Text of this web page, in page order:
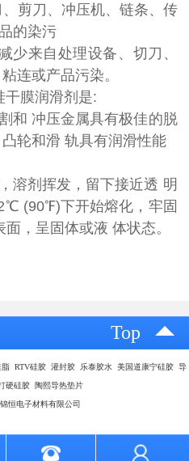
剪刀、冲压机、链条、传
的染污
少来自处理设备、切刀、
连或产品污染。
干膜润滑剂是:
和 冲压金属具有极佳的脱
轮和滑 轨具有润滑性能
溶剂挥发，留下接近透 明
(90℉)下开始熔化，牢固
，呈固体或液 体状态。
Top
RTV硅胶 灌封胶 乐泰胶水 美国道康宁硅胶 导
硬硅胶 陶熙导热垫片
恒电子材料有限公司